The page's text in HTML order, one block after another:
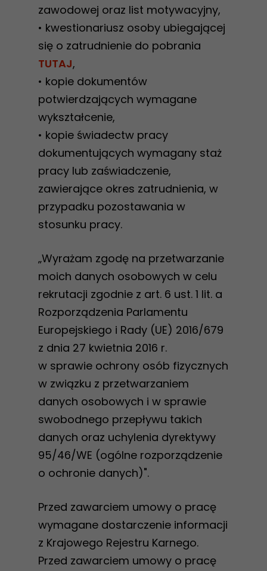
zawodowej oraz list motywacyjny,
• kwestionariusz osoby ubiegającej
się o zatrudnienie do pobrania
TUTAJ,
• kopie dokumentów
potwierdzających wymagane
wykształcenie,
• kopie świadectw pracy
dokumentujących wymagany staż
pracy lub zaświadczenie,
zawierające okres zatrudnienia, w
przypadku pozostawania w
stosunku pracy.
„Wyrażam zgodę na przetwarzanie
moich danych osobowych w celu
rekrutacji zgodnie z art. 6 ust. 1 lit. a
Rozporządzenia Parlamentu
Europejskiego i Rady (UE) 2016/679
z dnia 27 kwietnia 2016 r.
w sprawie ochrony osób fizycznych
w związku z przetwarzaniem
danych osobowych i w sprawie
swobodnego przepływu takich
danych oraz uchylenia dyrektywy
95/46/WE (ogólne rozporządzenie
o ochronie danych)".
Przed zawarciem umowy o pracę
wymagane dostarczenie informacji
z Krajowego Rejestru Karnego.
Przed zawarciem umowy o pracę